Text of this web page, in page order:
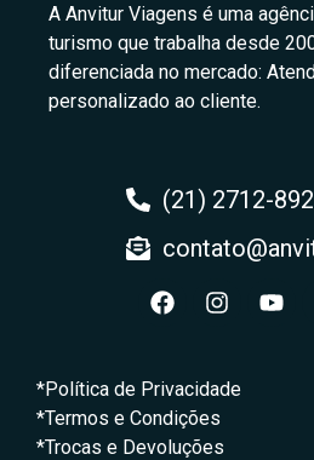
A Anvitur Viagens é uma
turismo que trabalha desde
diferenciada no mercado:
personalizado ao cliente.
(21) 2712-
*Política de Privacidade
*Termos e Condições
*Trocas e Devoluções